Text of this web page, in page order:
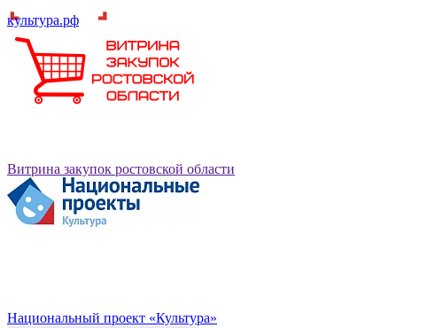
культура.рф
Витрина закупок ростовской области
Национальный проект «Культура»